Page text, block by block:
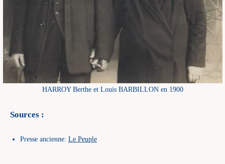
HARROY Berthe et Louis BARBILLON en 1900
Sources :
Presse ancienne: Le Peuple